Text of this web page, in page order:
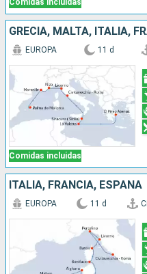
Comidas incluidas
GRECIA, MALTA, ITALIA,
Comidas incluidas
EUROPA 11 d
ITALIA, FRANCIA, ESPAÑA
EUROPA 11 d